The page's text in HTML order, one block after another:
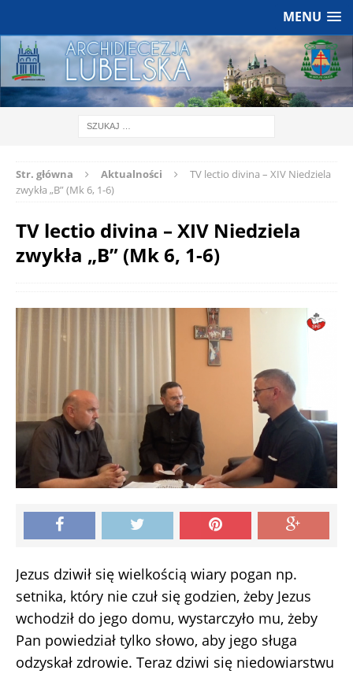
MENU
Str. główna Aktualności
TV lectio divina – XIV Niedziela
zwykła „B” (Mk 6, 1-6)
TV lectio divina – XIV Niedziela
zwykła „B” (Mk 6, 1-6)
Jezus dziwił się wielkością wiary pogan np.
setnika, który nie czuł się godzien, żeby Jezus
wchodził do jego domu, wystarczyło mu, żeby
Pan powiedział tylko słowo, aby jego sługa
odzyskał zdrowie. Teraz dziwi się niedowiarstwu